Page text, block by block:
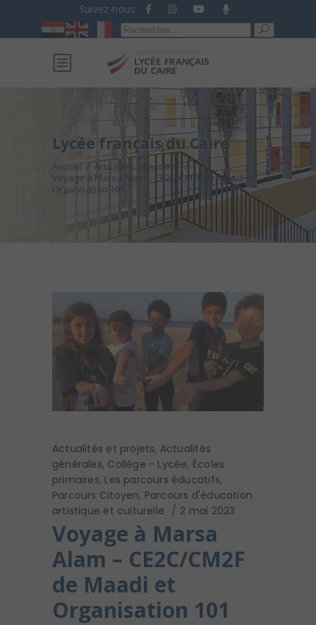
Suivez-nous
Recherche
pour :
Lycée français du Caire
Accueil / Actualités et projets
/
Voyage à Marsa Alam – CE2C/CM2F de Maadi et
Organisation 101
Actualités et projets, Actualités
générales, Collège - Lycée, Écoles
primaires, Les parcours éducatifs,
Parcours Citoyen, Parcours d'éducation
artistique et culturelle
2 mai 2023
Voyage à Marsa
Alam – CE2C/CM2F
de Maadi et
Organisation 101